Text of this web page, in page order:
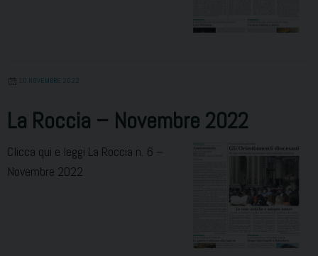
10 NOVEMBRE 2022
La Roccia – Novembre 2022
Clicca qui e leggi La Roccia n. 6 –
Novembre 2022